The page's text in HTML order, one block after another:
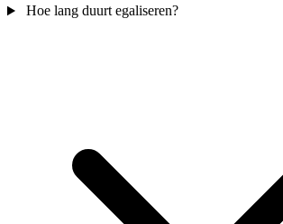
Hoe lang duurt egaliseren?